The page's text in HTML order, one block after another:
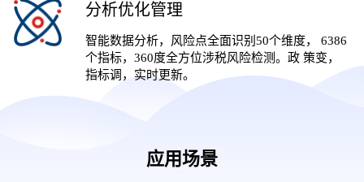
分析优化管理
智能数据分析，风险点全面识别50个维度， 6386
个指标，360度全方位涉税风险检测。政 策变，
指标调，实时更新。
应用场景